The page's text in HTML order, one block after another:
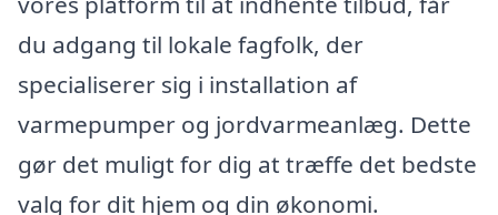
du adgang til lokale fagfolk, der
specialiserer sig i installation af
varmepumper og jordvarmeanlæg. Dette
gør det muligt for dig at træffe det bedste
valg for dit hjem og din økonomi.